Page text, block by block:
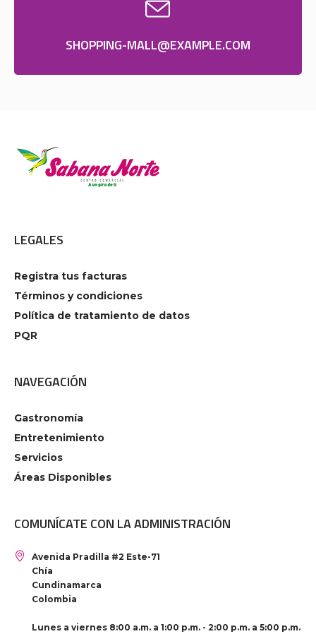
SHOPPING-MALL@EXAMPLE.COM
LEGALES
Registra tus facturas
Términos y condiciones
Política de tratamiento de datos
PQR
NAVEGACIÓN
Gastronomía
Entretenimiento
Servicios
Áreas Disponibles
COMUNÍCATE CON LA ADMINISTRACIÓN
Avenida Pradilla #2 Este-71
Chía
Cundinamarca
Colombia
Lunes a viernes 8:00 a.m. a 1:00 p.m. - 2:00 p.m. a 5:00 p.m.